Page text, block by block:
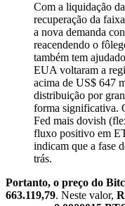
Com a liquidação
recuperação da
a nova demanda
reacendendo o
também tem
EUA voltaram a
acima de US$ 647
distribuição por
forma significativa.
Fed mais dovish
fluxo positivo em
indicam que a fase
trás.
Portanto, o preço do
663.119,79. Neste valor,